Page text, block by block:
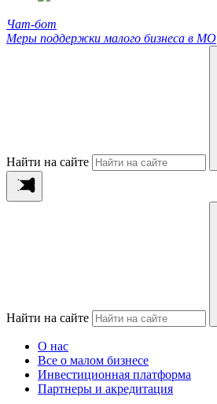
Чат-бот
Меры поддержки малого бизнеса в МО
Найти на сайте
Найти на сайте
О нас
Все о малом бизнесе
Инвестиционная платформа
Партнеры и акредитация